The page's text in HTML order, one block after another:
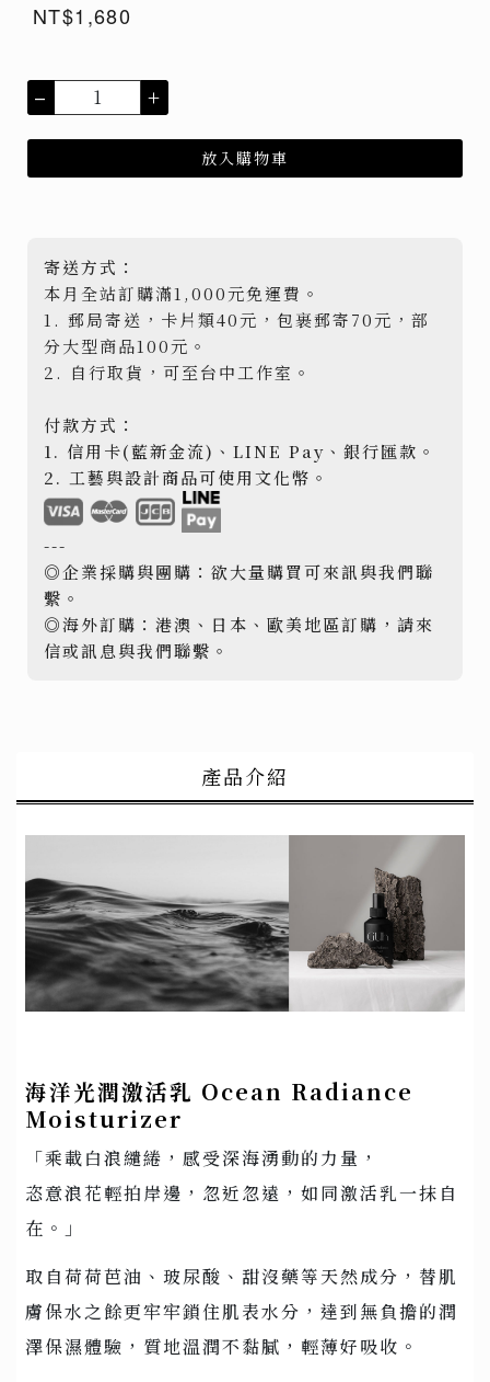
NT$1,680
– +
放入購物車
寄送方式：
本月全站訂購滿1,000元免運費。
1. 郵局寄送，卡片類40元，包裹郵寄70元，部
分大型商品100元。
2. 自行取貨，可至台中工作室。
付款方式：
1. 信用卡(藍新金流)、LINE Pay、銀行匯款。
2. 工藝與設計商品可使用文化幣。
---
◎企業採購與團購：欲大量購買可來訊與我們聯
繫。
◎海外訂購：港澳、日本、歐美地區訂購，請來
信或訊息與我們聯繫。
產品介紹
海洋光潤激活乳 Ocean Radiance
Moisturizer
「乘載白浪繾綣，感受深海湧動的力量，
恣意浪花輕拍岸邊，忽近忽遠，如同激活乳一抹自
在。」
取自荷荷芭油、玻尿酸、甜沒藥等天然成分，替肌
膚保水之餘更牢牢鎖住肌表水分，達到無負擔的潤
澤保濕體驗，質地溫潤不黏膩，輕薄好吸收。